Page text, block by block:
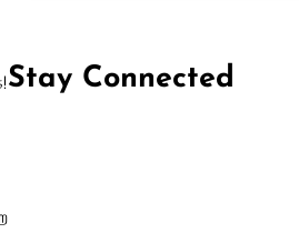
Stay Connected